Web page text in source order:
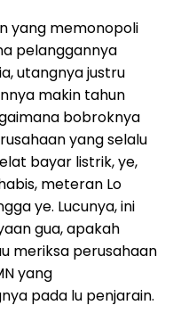
yang memonopoli
pelanggannya
utangnya justru
makin tahun
bobroknya
yang selalu
bayar listrik, ye,
meteran Lo
ye. Lucunya, ini
gua, apakah
meriksa perusahaan
yang
pada lu penjarain.